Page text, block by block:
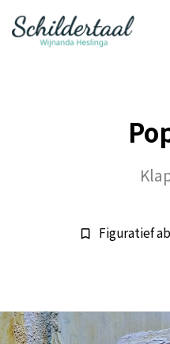
bookmark_border Figuratief